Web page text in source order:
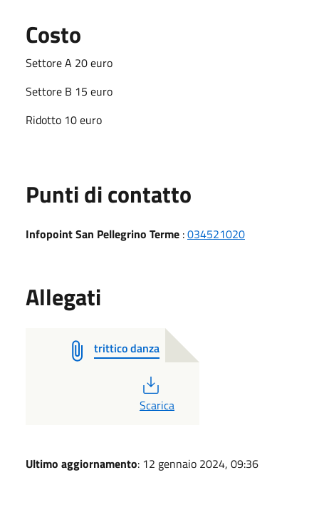
Costo
Settore A 20 euro
Settore B 15 euro
Ridotto 10 euro
Punti di contatto
Infopoint San Pellegrino Terme :034521020
Allegati
trittico danza
PDF
Scarica
Ultimo aggiornamento: 12 gennaio 2024, 09:36